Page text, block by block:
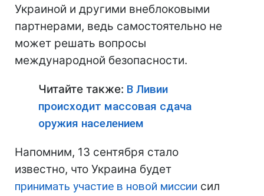
Украиной и другими внеблоковыми
партнерами, ведь самостоятельно не
может решать вопросы
международной безопасности.
Читайте также: В Ливии
происходит массовая сдача
оружия населением
Напомним, 13 сентября стало
известно, что Украина будет
принимать участие в новой миссии сил